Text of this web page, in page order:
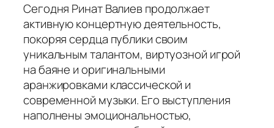
Сегодня Ринат Валиев продолжает
активную концертную деятельность,
покоряя сердца публики своим
уникальным талантом, виртуозной игрой
на баяне и оригинальными
аранжировками классической и
современной музыки. Его выступления
наполнены эмоциональностью,